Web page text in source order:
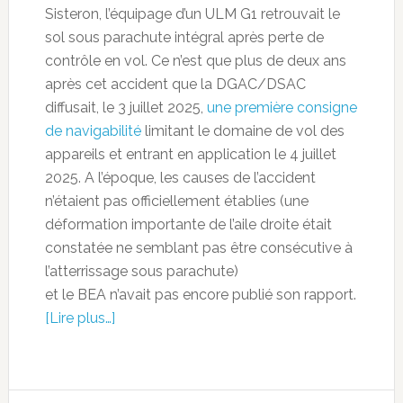
Sisteron, l’équipage d’un ULM G1 retrouvait le
sol sous parachute intégral après perte de
contrôle en vol. Ce n’est que plus de deux ans
après cet accident que la DGAC/DSAC
diffusait, le 3 juillet 2025, une première consigne
de navigabilitélimitant le domaine de vol des
appareils et entrant en application le 4 juillet
2025. A l’époque, les causes de l’accident
n’étaient pas officiellement établies (une
déformation importante de l’aile droite était
constatée ne semblant pas être consécutive à
l’atterrissage sous parachute)
et le BEA n’avait pas encore publié son rapport.
[Lire plus…]